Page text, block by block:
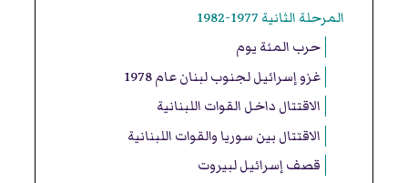
المرحلة الثانية 1977-1982
حرب المئة يوم
غزو إسرائيل لجنوب لبنان عام 1978
الاقتتال داخل القوات اللبنانية
الاقتتال بين سوريا والقوات اللبنانية
قصف إسرائيل لبيروت